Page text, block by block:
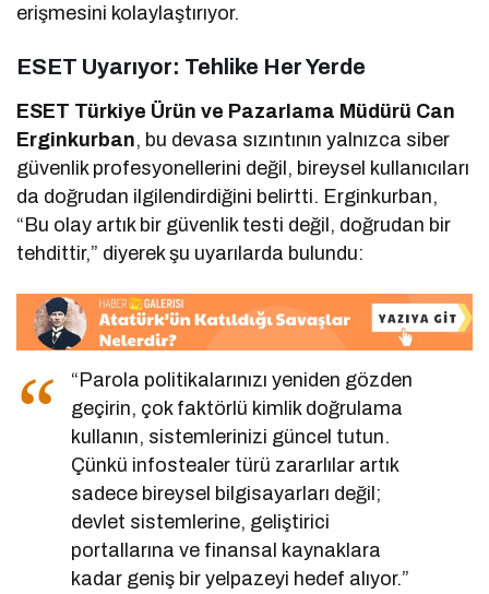
erişmesini kolaylaştırıyor.
ESET Uyarıyor: Tehlike Her Yerde
ESET Türkiye Ürün ve Pazarlama Müdürü Can
Erginkurban, bu devasa sızıntının yalnızca siber
güvenlik profesyonellerini değil, bireysel kullanıcıları
da doğrudan ilgilendirdiğini belirtti. Erginkurban,
“Bu olay artık bir güvenlik testi değil, doğrudan bir
tehdittir,” diyerek şu uyarılarda bulundu:
“Parola politikalarınızı yeniden gözden
geçirin, çok faktörlü kimlik doğrulama
kullanın, sistemlerinizi güncel tutun.
Çünkü infostealer türü zararlılar artık
sadece bireysel bilgisayarları değil;
devlet sistemlerine, geliştirici
portallarına ve finansal kaynaklara
kadar geniş bir yelpazeyi hedef alıyor.”